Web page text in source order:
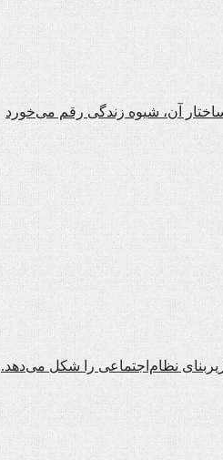
آن، شیوه زندگی رقم می‌خورد
نظام‌اجتماعی را شکل می‌دهد.